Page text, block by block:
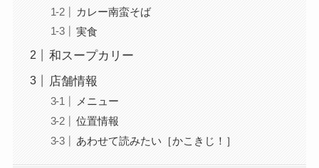
カレー南蛮そば
実食
和スープカリー
店舗情報
メニュー
位置情報
あわせて読みたい［かこきじ！］